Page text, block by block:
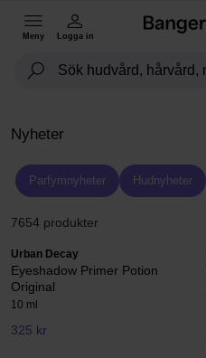
Meny Logga in
Nyheter
Parfymnyheter Hudnyheter
7654 produkter
Urban Decay
Eyeshadow Primer Potion
Original
10 ml
325 kr